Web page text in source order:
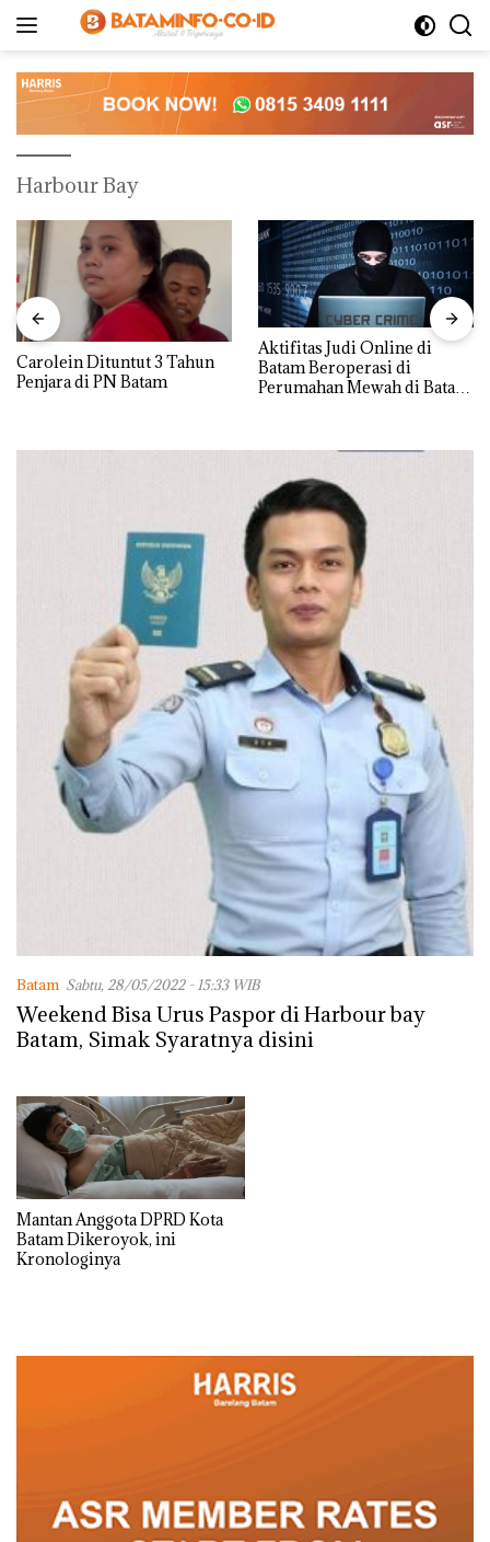
Harbour Bay
Carolein Dituntut 3 Tahun
Penjara di PN Batam
Aktifitas Judi Online di
Batam Beroperasi di
Perumahan Mewah di Batam
Batam Sabtu, 28/05/2022 - 15:33 WIB
Weekend Bisa Urus Paspor di Harbour bay
Batam, Simak Syaratnya disini
Mantan Anggota DPRD Kota
Batam Dikeroyok, ini
Kronologinya